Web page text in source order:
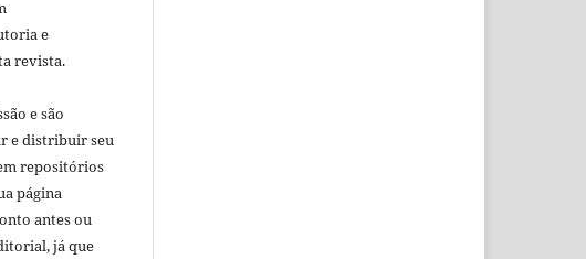
e
revista.
e são
e distribuir seu
repositórios
página
antes ou
já que